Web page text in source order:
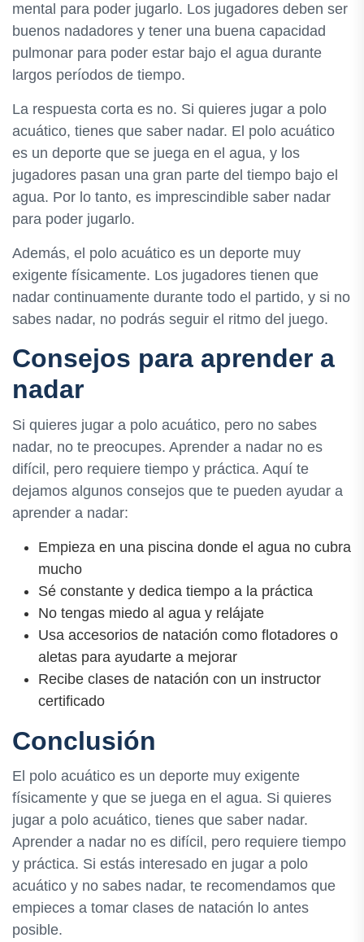
mental para poder jugarlo. Los jugadores deben ser
buenos nadadores y tener una buena capacidad
pulmonar para poder estar bajo el agua durante
largos períodos de tiempo.
La respuesta corta es no. Si quieres jugar a polo
acuático, tienes que saber nadar. El polo acuático
es un deporte que se juega en el agua, y los
jugadores pasan una gran parte del tiempo bajo el
agua. Por lo tanto, es imprescindible saber nadar
para poder jugarlo.
Además, el polo acuático es un deporte muy
exigente físicamente. Los jugadores tienen que
nadar continuamente durante todo el partido, y si no
sabes nadar, no podrás seguir el ritmo del juego.
Consejos para aprender a
nadar
Si quieres jugar a polo acuático, pero no sabes
nadar, no te preocupes. Aprender a nadar no es
difícil, pero requiere tiempo y práctica. Aquí te
dejamos algunos consejos que te pueden ayudar a
aprender a nadar:
Empieza en una piscina donde el agua no cubra
mucho
Sé constante y dedica tiempo a la práctica
No tengas miedo al agua y relájate
Usa accesorios de natación como flotadores o
aletas para ayudarte a mejorar
Recibe clases de natación con un instructor
certificado
Conclusión
El polo acuático es un deporte muy exigente
físicamente y que se juega en el agua. Si quieres
jugar a polo acuático, tienes que saber nadar.
Aprender a nadar no es difícil, pero requiere tiempo
y práctica. Si estás interesado en jugar a polo
acuático y no sabes nadar, te recomendamos que
empieces a tomar clases de natación lo antes
posible.